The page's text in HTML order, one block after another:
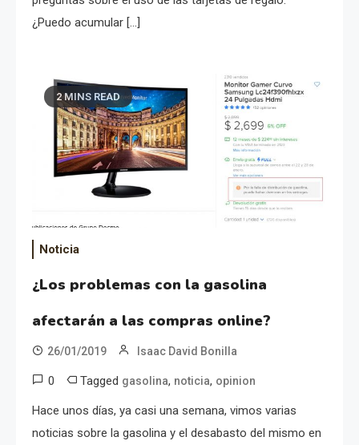
¿Puedo acumular […]
2 MINS READ
Noticia
¿Los problemas con la gasolina
afectarán a las compras online?
26/01/2019 Isaac David Bonilla
0 Tagged gasolina, noticia, opinion
Hace unos días, ya casi una semana, vimos varias
noticias sobre la gasolina y el desabasto del mismo en